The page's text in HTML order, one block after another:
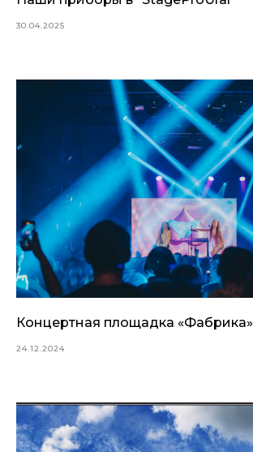
30.04.2025
Концертная площадка «Фабрика»
24.12.2024